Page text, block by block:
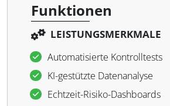
Funktionen
LEISTUNGSMERKMALE
Automatisierte Kontrolltests
KI-gestützte Datenanalyse
Echtzeit-Risiko-Dashboards